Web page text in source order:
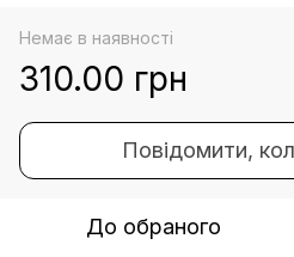
Немає в наявності
310.00 грн
Повідомити,
До обраного